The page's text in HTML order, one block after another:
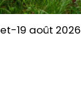
19 août 2026